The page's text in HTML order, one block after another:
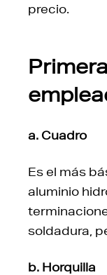
precio.
a. Cuadro
Es el más
aluminio
soldadura,
b. Horquilla